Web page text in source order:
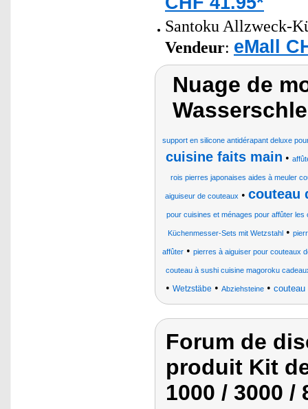
Santoku Allzweck-
Vendeur: eMall
Nuage de
support en silicone antidérapant deluxe
cuisine faits main •
rois pierres japonaises aides à meuler
aiguiseur de couteaux • couteau
pour cuisines et ménages pour affûter
Küchenmesser-Sets mit Wetzstahl•
affûter • pierres à aiguiser pour couteaux
couteau à sushi cuisine magoroku
• Wetzstäbe • Abziehsteine• couteau
Forum de
produit Kit
1000 / 3000 /